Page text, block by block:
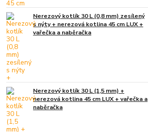
Nerezový kotlík 30 L (0,8 mm) zesílený
s nýty + nerezová kotlina 45 cm LUX +
vařečka a naběračka
Nerezový kotlík 30 L (1,5 mm) +
nerezová kotlina 45 cm LUX + vařečka a
naběračka